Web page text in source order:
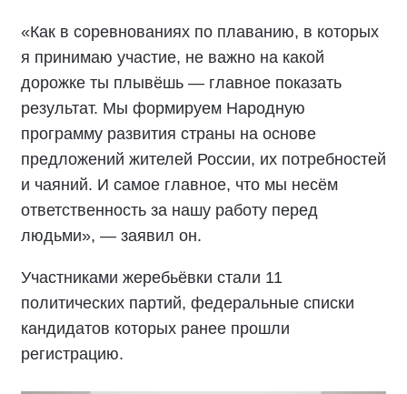
«Как в соревнованиях по плаванию, в которых
я принимаю участие, не важно на какой
дорожке ты плывёшь — главное показать
результат. Мы формируем Народную
программу развития страны на основе
предложений жителей России, их потребностей
и чаяний. И самое главное, что мы несём
ответственность за нашу работу перед
людьми», — заявил он.
Участниками жеребьёвки стали 11
политических партий, федеральные списки
кандидатов которых ранее прошли
регистрацию.